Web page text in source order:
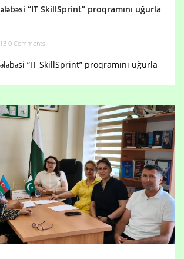
“IT SkillSprint” proqramını uğurla
0 Comments
“IT SkillSprint” proqramını uğurla